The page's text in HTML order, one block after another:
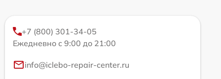
+7 (800) 301-34-05
Ежедневно с 9:00 до 21:00
info@iclebo-repair-center.ru